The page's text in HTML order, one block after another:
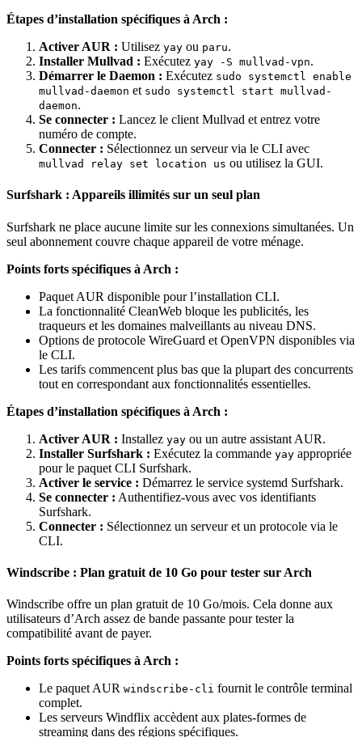
Étapes d’installation spécifiques à Arch :
Activer AUR : Utilisez yay ou paru.
Installer Mullvad : Exécutez yay -S mullvad-vpn.
Démarrer le Daemon : Exécutez sudo systemctl enable
mullvad-daemon et sudo systemctl start mullvad-
daemon.
Se connecter : Lancez le client Mullvad et entrez votre
numéro de compte.
Connecter : Sélectionnez un serveur via le CLI avec
mullvad relay set location us ou utilisez la GUI.
Surfshark : Appareils illimités sur un seul plan
Surfshark ne place aucune limite sur les connexions simultanées. Un
seul abonnement couvre chaque appareil de votre ménage.
Points forts spécifiques à Arch :
Paquet AUR disponible pour l’installation CLI.
La fonctionnalité CleanWeb bloque les publicités, les
traqueurs et les domaines malveillants au niveau DNS.
Options de protocole WireGuard et OpenVPN disponibles via
le CLI.
Les tarifs commencent plus bas que la plupart des concurrents
tout en correspondant aux fonctionnalités essentielles.
Étapes d’installation spécifiques à Arch :
Activer AUR : Installez yay ou un autre assistant AUR.
Installer Surfshark : Exécutez la commande yay appropriée
pour le paquet CLI Surfshark.
Activer le service : Démarrez le service systemd Surfshark.
Se connecter : Authentifiez-vous avec vos identifiants
Surfshark.
Connecter : Sélectionnez un serveur et un protocole via le
CLI.
Windscribe : Plan gratuit de 10 Go pour tester sur Arch
Windscribe offre un plan gratuit de 10 Go/mois. Cela donne aux
utilisateurs d’Arch assez de bande passante pour tester la
compatibilité avant de payer.
Points forts spécifiques à Arch :
Le paquet AUR windscribe-cli fournit le contrôle terminal
complet.
Les serveurs Windflix accèdent aux plates-formes de
streaming dans des régions spécifiques.